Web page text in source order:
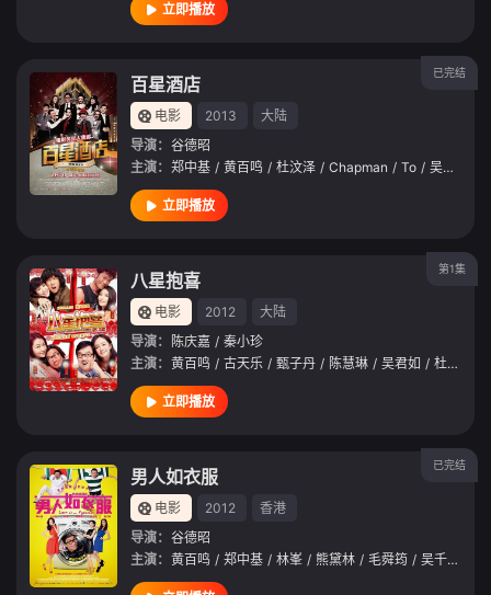
立即播放
已完结
百星酒店
电影 2013
大陆
导演： 谷德昭
主演： 郑中基 / 黄百鸣 / 杜汶泽 / Chapman / To / 吴君如
立即播放
第1集
八星抱喜
电影 2012
大陆
导演：
陈庆嘉 / 秦小珍
主演： 黄百鸣 / 古天乐 / 甄子丹 / 陈慧琳 / 吴君如 / 杜汶泽
立即播放
已完结
男人如衣服
电影 2012
香港
导演： 谷德昭
主演： 黄百鸣 / 郑中基 / 林峯 / 熊黛林 / 毛舜筠 / 吴千语